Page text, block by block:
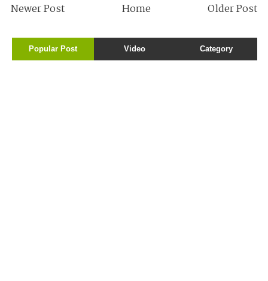
Newer Post Older Post
Home
Popular Post Video Category